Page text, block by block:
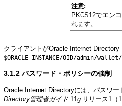
注意:
PKCS12でエン
れます。
クライアントがOracle Internet Directory
$ORACLE_INSTANCE/OID/admin/
3.1.2 パスワード・ポリシーの強制
Oracle Internet Directoryには、パスワー
Directory管理者ガイド11g リリース1（